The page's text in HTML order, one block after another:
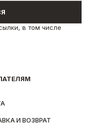
И ВОЗВРАТ
в том числе